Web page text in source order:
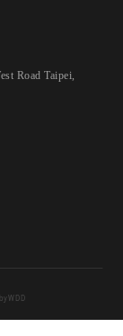
Road Taipei,
WDD